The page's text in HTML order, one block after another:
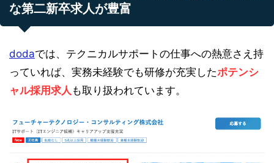
な第二新卒求人が豊富
dodaでは、テクニカルサポートの仕事への熱意さえ持
っていれば、実務未経験でも研修が充実したポテンシ
ャル採用求人 も取り扱われています。